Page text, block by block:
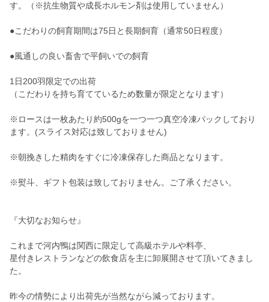
す。（※抗生物質や成長ホルモン剤は使用していません）
●こだわりの飼育期間は75日と長期飼育（通常50日程度）
●風通しの良い畜舎で平飼いでの飼育
1日200羽限定での出荷
（こだわりを持ち育てているため数量が限定となります）
※ロースは一枚あたり約500gを一つ一つ真空冷凍パックしており
ます。(スライス対応は致しておりません)
※朝挽きした精肉をすぐに冷凍保存した商品となります。
※熨斗、ギフト包装は致しておりません。ご了承ください。
『大切なお知らせ』
これまで河内鴨は関西に限定して高級ホテルや料亭、
星付きレストランなどの飲食店を主に卸展開させて頂いてきまし
た。
昨今の情勢により出荷先が当然ながら減っております。